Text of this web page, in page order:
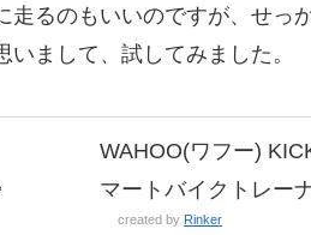
走るのもいいのですが、せっ
いまして、試してみました。
WAHOO(ワフー)
マートバイクトレー
created by Rinker